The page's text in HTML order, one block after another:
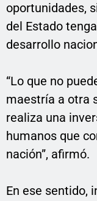
oportunidades,
del Estado
desarrollo
“Lo que no
maestría a otra
realiza una
humanos que
nación”, afirmó.
En ese sentido,